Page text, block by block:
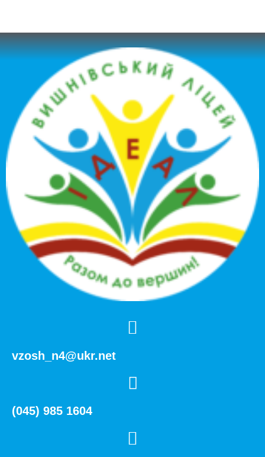
vzosh_n4@ukr.net
(045) 985 1604